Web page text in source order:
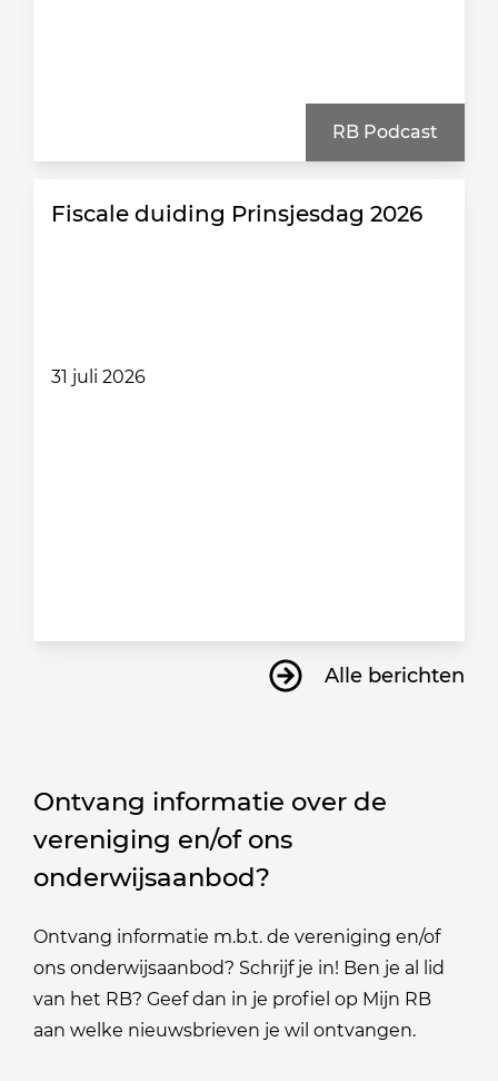
RB Podcast
Fiscale duiding Prinsjesdag 2026
31 juli 2026
Alle berichten
Ontvang informatie over de
vereniging en/of ons
onderwijsaanbod?
Ontvang informatie m.b.t. de vereniging en/of
ons onderwijsaanbod? Schrijf je in! Ben je al lid
van het RB? Geef dan in je profiel op Mijn RB
aan welke nieuwsbrieven je wil ontvangen.